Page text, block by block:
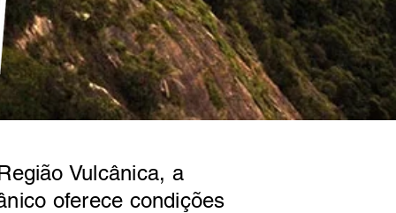
Vulcânica, a
oferece condições